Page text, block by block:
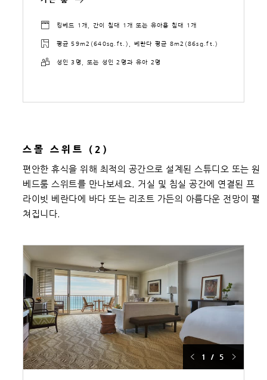
킹베드 1개, 간이 침대 1개 또는 유아용 침대 1개
평균 59m2(640sq.ft.), 베란다 평균 8m2(86sq.ft.)
성인 3명, 또는 성인 2명과 유아 2명
스몰 스위트 (2)
편안한 휴식을 위해 최적의 공간으로 설계된 스튜디오 또는 원
베드룸 스위트를 만나보세요. 거실 및 침실 공간에 연결된 프
라이빗 베란다에 바다 또는 리조트 가든의 아름다운 전망이 펼
쳐집니다.
1 / 5